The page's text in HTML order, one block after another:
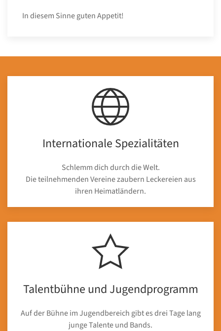
In diesem Sinne guten Appetit!
Internationale Spezialitäten
Schlemm dich durch die Welt.
Die teilnehmenden Vereine zaubern Leckereien aus
ihren Heimatländern.
Talentbühne und Jugendprogramm
Auf der Bühne im Jugendbereich gibt es drei Tage lang
junge Talente und Bands.